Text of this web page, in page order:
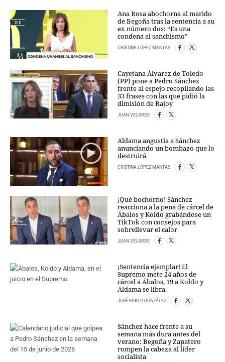
HEMEROTECA
SERVICIOS
OFERTAS
CLUB PD
ENLACES
MEDIOS
MÁS SERVICIOS
AMÉRICA
ESPAÑA
Ana Rosa abochorna al marido
de Begoña tras la sentencia a su
ex número dos: “Es una
condena al sanchismo”
CRISTINA LÓPEZ MANTAS
Cayetana Álvarez de Toledo
(PP) pone a Pedro Sánchez
frente al espejo recopilando las
33 frases con las que pidió la
dimisión de Rajoy
JUAN VELARDE
Aldama angustia a Sánchez
anunciando un bombazo que lo
destruirá
CRISTINA LÓPEZ MANTAS
¡Qué bochorno! Sánchez
reacciona a la pena de cárcel de
Ábalos y Koldo grabándose un
TikTok con consejos para
sobrellevar el calor
JUAN VELARDE
¡Sentencia ejemplar! El
Supremo mete 24 años de
cárcel a Ábalos, 19 a Koldo y
Aldama se libra
JOSÉ PABLO GONZÁLEZ
Sánchez hace frente a su
semana más dura antes del
verano: Begoña y Zapatero
rompen la cabeza al líder
socialista